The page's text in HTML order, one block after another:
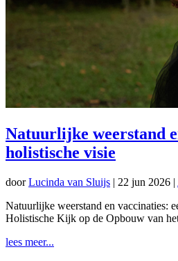
Natuurlijke weerstand
holistische visie
doorLucinda van Sluijs | 22 jun 2026 |
Natuurlijke weerstand en vaccinaties:
Holistische Kijk op de Opbouw van
lees meer...